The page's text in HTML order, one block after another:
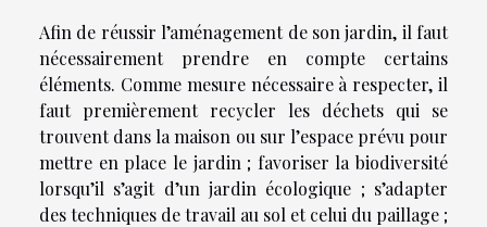
Afin de réussir l’aménagement de son jardin, il faut
nécessairement prendre en compte certains
éléments. Comme mesure nécessaire à respecter, il
faut premièrement recycler les déchets qui se
trouvent dans la maison ou sur l’espace prévu pour
mettre en place le jardin ; favoriser la biodiversité
lorsqu’il s’agit d’un jardin écologique ; s’adapter
des techniques de travail au sol et celui du paillage ;